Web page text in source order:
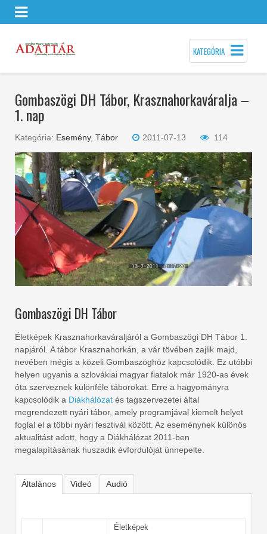
KATEGÓRIA
Gombaszögi DH Tábor, Krasznahorkaváralja –
1. nap
Kategória: Esemény, Tábor 2011-07-13 114
Gombaszögi DH Tábor
Életképek Krasznahorkaváraljáról a Gombaszögi DH Tábor 1.
napjáról. A tábor Krasznahorkán, a vár tövében zajlik majd,
nevében mégis a közeli Gombaszöghöz kapcsolódik. Ez utóbbi
helyen ugyanis a szlovákiai magyar fiatalok már 1920-as évek
óta szerveznek különféle táborokat. Erre a hagyományra
kapcsolódik a Diákhálózat és tagszervezetei által
megrendezett nyári tábor, amely programjával kiemelt helyet
foglal el a többi nyári fesztivál között. Az eseménynek különös
aktualitást adott, hogy a Diákhálózat 2011-ben
megalapításának huszadik évfordulóját ünnepelte.
Általános Videó Audió
Életképek